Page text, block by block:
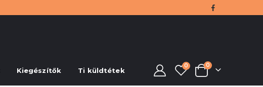
Kiegészítők Ti küldtétek
0 0